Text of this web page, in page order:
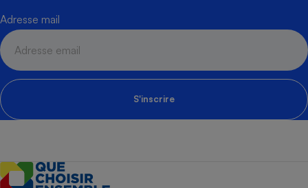
Adresse mail
S'inscrire